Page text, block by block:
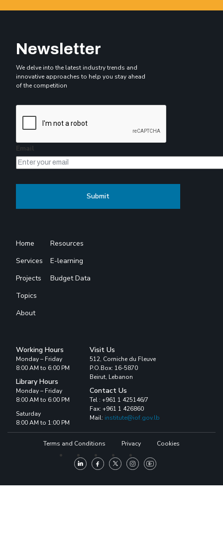
Newsletter
We delve into the latest industry trends and
innovative approaches to help you stay ahead
of the competition
Email
Home
Services
Projects
Topics
About
Resources
E-learning
Budget Data
Working Hours
Monday – Friday
8:00 AM to 6:00 PM
Library Hours
Monday – Friday
8:00 AM to 6:00 PM
Saturday
8:00 AM to 1:00 PM
Visit Us
512, Corniche du Fleuve
P.O.Box: 16-5870
Beirut, Lebanon
Contact Us
Tel : +961 1 425146/7
Fax: +961 1 426860
Mail: institute@iof.gov.lb
Terms and Conditions Privacy Cookies